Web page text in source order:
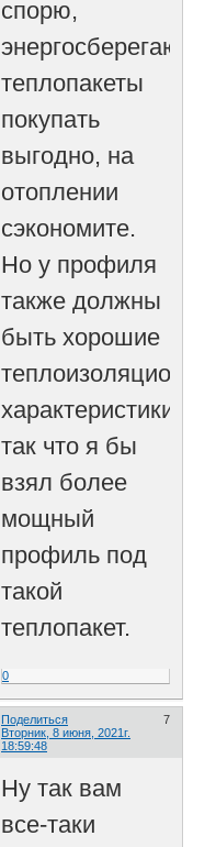
спорю,
теплопакеты
покупать
выгодно, на
отоплении
сэкономите.
Но у профиля
также должны
быть хорошие
характеристики,
так что я бы
взял более
мощный
профиль под
такой
теплопакет.
0
Поделиться
7
Вторник, 8 июня, 2021г.
18:59:48
Ну так вам
все-таки